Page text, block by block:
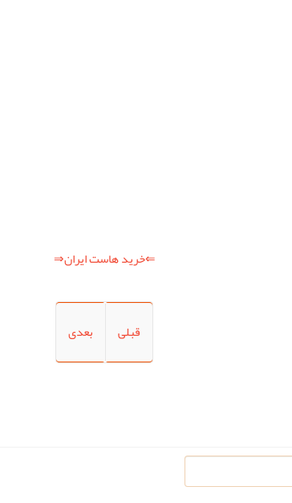
⇐خرید هاست ایران⇒
قبلی بعدی